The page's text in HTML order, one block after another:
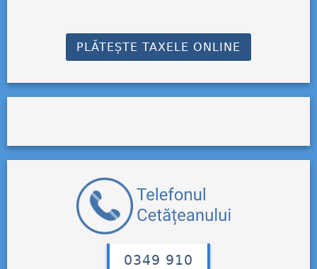
PLĂTEȘTE TAXELE ONLINE
0349 910